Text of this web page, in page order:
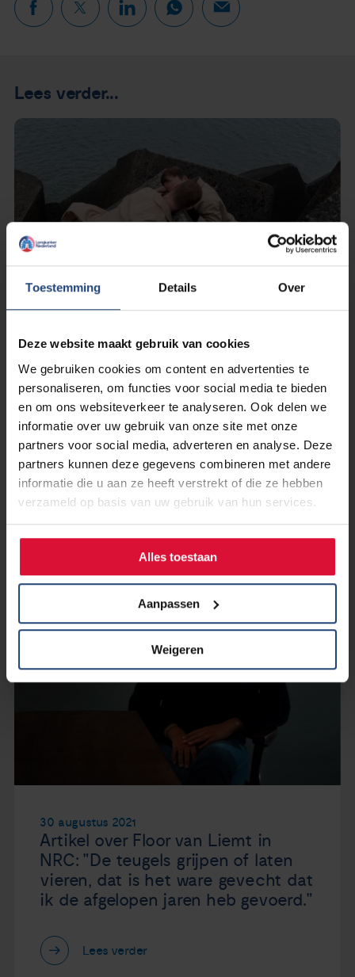
Toestemming Details Over
Deze website maakt gebruik van cookies
We gebruiken cookies om content en advertenties te
personaliseren, om functies voor social media te bieden
en om ons websiteverkeer te analyseren. Ook delen we
informatie over uw gebruik van onze site met onze
partners voor social media, adverteren en analyse. Deze
partners kunnen deze gegevens combineren met andere
informatie die u aan ze heeft verstrekt of die ze hebben
verzameld op basis van uw gebruik van hun services.
Alles toestaan
Aanpassen
Weigeren
Lees verder...
1 september 2021
Jongeren met kanker: ‘Halverwege
de twintig en nog steeds niet
afgestudeerd’
Lees verder
30 augustus 2021
Artikel over Floor van Liemt in
NRC: "De teugels grijpen of laten
vieren, dat is het ware gevecht dat
ik de afgelopen jaren heb gevoerd."
Lees verder